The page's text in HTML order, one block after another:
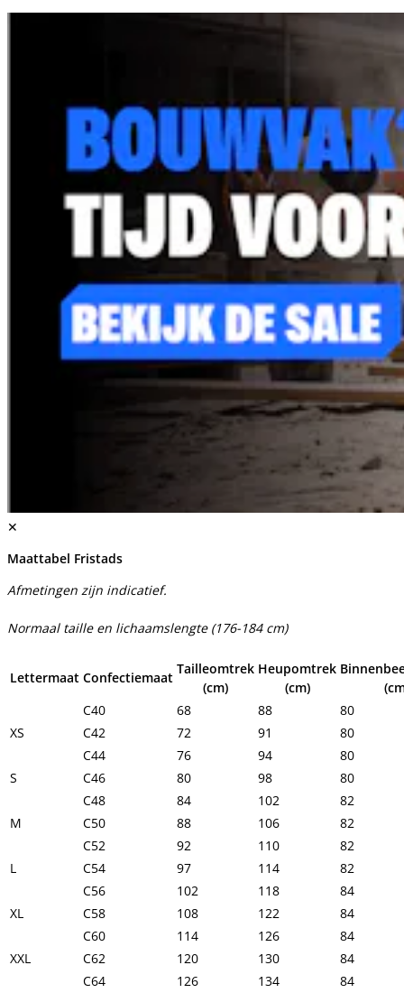
✕
Maattabel Fristads
Afmetingen zijn indicatief.
Normaal taille en lichaamslengte (176-184 cm)
Lettermaat Confectiemaat
Tailleomtrek
(cm)
Heupomtrek
(cm)
C40
68 88
80
XS
C42 72 91
80
C44
76 94
80
S
C46 80 98
80
C48
84 102
82
M
C50 88 106
82
C52
92 110
82
L
C54 97 114
82
C56
102 118
84
XL
C58 108 122
84
C60
114 126
84
XXL
C62 120 130
84
C64
126 134
84